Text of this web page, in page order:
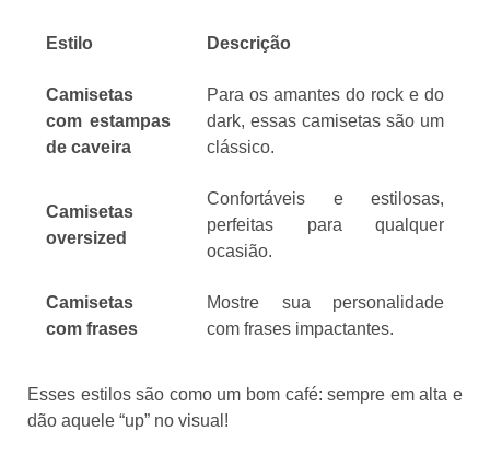
Estilo Descrição
Camisetas
com estampas
de caveira
Para os amantes do rock e do
dark, essas camisetas são um
clássico.
Camisetas
oversized
Confortáveis e estilosas,
perfeitas para qualquer
ocasião.
Camisetas
com frases
Mostre sua personalidade
com frases impactantes.
Esses estilos são como um bom café: sempre em alta e
dão aquele “up” no visual!